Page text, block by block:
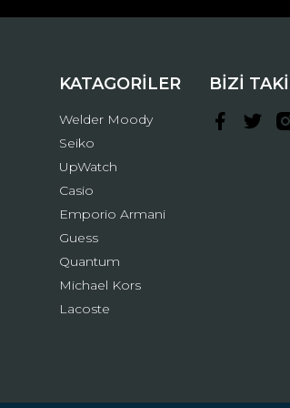
Gönder
KATAGORİLER
Welder Moody
Seiko
UpWatch
Casio
Emporio Armani
Guess
Quantum
Michael Kors
Lacoste
BİZİ